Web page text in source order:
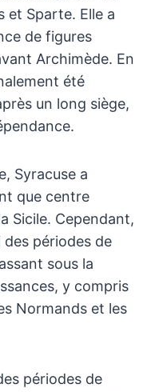
et Sparte. Elle a
de figures
Archimède. En
été
un long siège,
Syracuse a
que centre
Sicile. Cependant,
des périodes de
sous la
y compris
Normands et les
périodes de